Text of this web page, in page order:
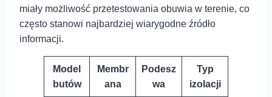
miały możliwość przetestowania obuwia w terenie, co
często stanowi najbardziej wiarygodne źródło
informacji.
Model
butów
Membr
ana
Podesz
wa
Typ
izolacji